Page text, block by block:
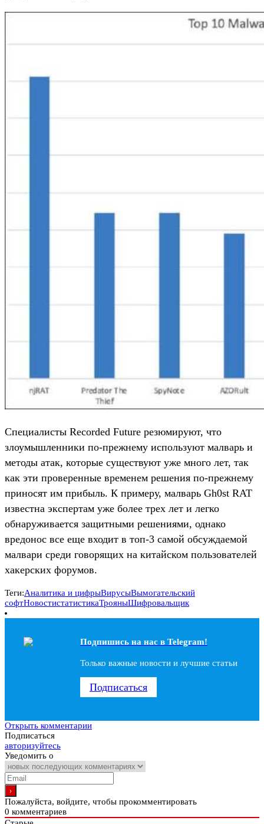
Специалисты Recorded Future резюмируют, что
злоумышленники по-прежнему используют малварь и
методы атак, которые существуют уже много лет, так
как эти проверенные временем решения по-прежнему
приносят им прибыль. К примеру, малварь Gh0st RAT
известна экспертам уже более трех лет и легко
обнаруживается защитными решениями, однако
вредонос все еще входит в топ-3 самой обсуждаемой
малвари среди говорящих на китайском пользователей
хакерских форумов.
Теги:Аналитика и цифрыВирусыВымогательский
софтНовостистатистикаТрояныШифровальщик
Подпишись на наc в Telegram!
Только важные новости и лучшие статьи
Подписаться
Открыть комментарии
Подписаться
авторизуйтесь
Уведомить о
Пожалуйста, войдите, чтобы прокомментировать
0 комментариев